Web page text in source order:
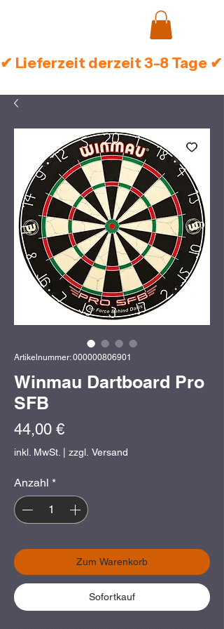
✔ Lieferzeit derzeit 3-8 Tage
Artikelnummer: 000000806901
Winmau Dartboard Pro
SFB
44,00 €Preis
inkl. MwSt. zzgl. Versand
Anzahl *
Zum Warenkorb
Sofortkauf